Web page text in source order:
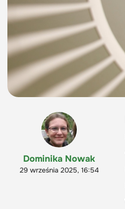
Dominika Nowak
29 września 2025, 16:54